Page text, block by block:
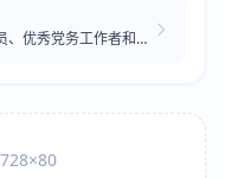
、优秀党务工作者和先